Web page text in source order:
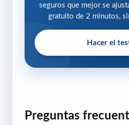
seguros que mejor se
gratuito de 2 minutos,
Hacer el
Preguntas